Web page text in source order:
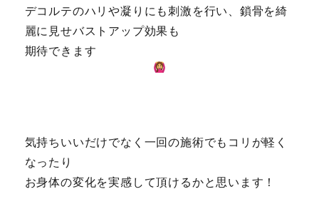
デコルテのハリや凝りにも刺激を行い、鎖骨を綺
麗に見せバストアップ効果も
期待できます
気持ちいいだけでなく一回の施術でもコリが軽く
なったり
お身体の変化を実感して頂けるかと思います！